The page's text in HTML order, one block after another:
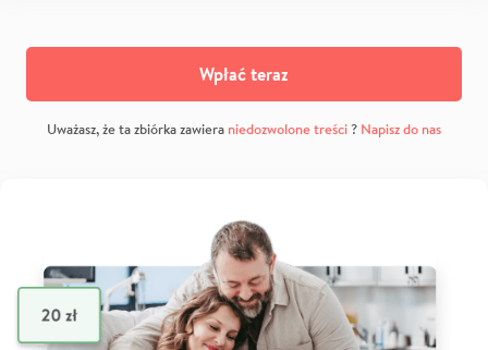
Wpłać teraz
Uważasz, że ta zbiórka zawiera niedozwolone treści? Napisz do nas